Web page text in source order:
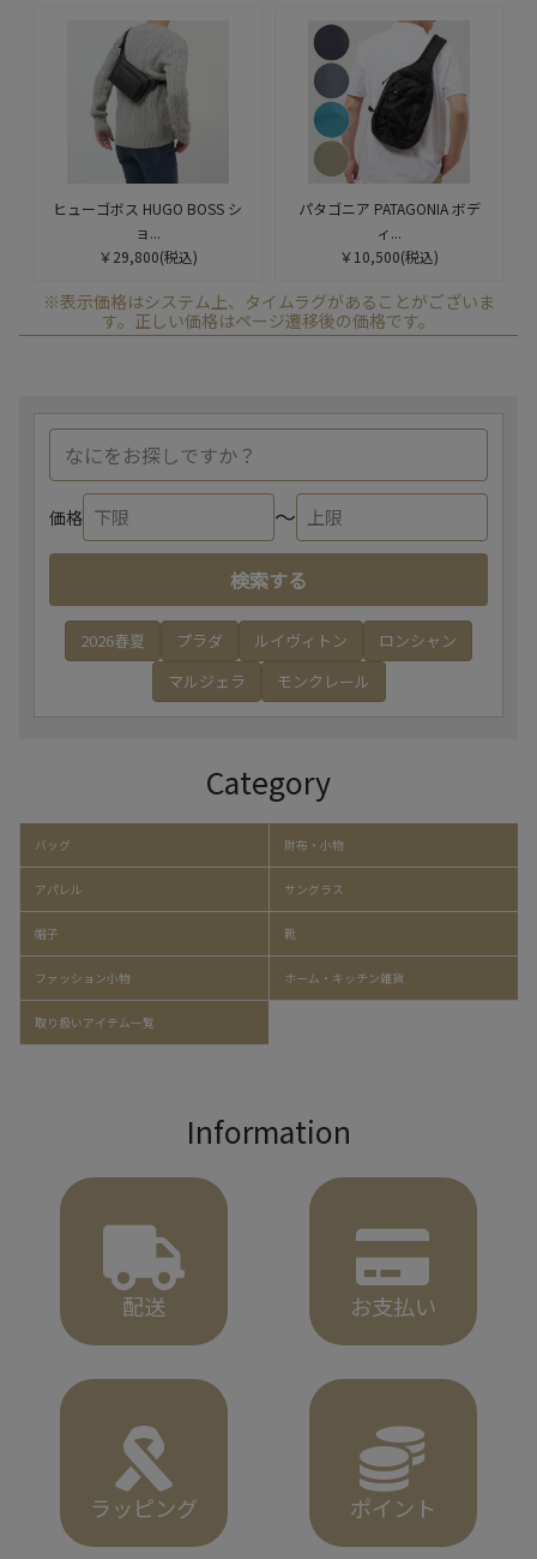
ヒューゴボス HUGO BOSS シ
ョ...
￥29,800(税込)
パタゴニア PATAGONIA ボデ
ィ...
￥10,500(税込)
※表示価格はシステム上、タイムラグがあることがございま
す。正しい価格はページ遷移後の価格です。
価格 〜
検索する
2026春夏 プラダ ルイヴィトン
ロンシャン
マルジェラ
モンクレール
Category
バッグ 財布・小物
アパレル サングラス
帽子 靴
ファッション小物 ホーム・キッチン雑貨
取り扱いアイテム一覧
Information
配送 お支払い
ラッピング ポイント